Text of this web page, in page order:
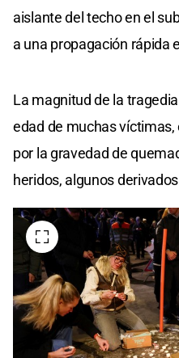
aislante del techo en el
a una propagación rápida
La magnitud de la
edad de muchas
por la gravedad de
heridos, algunos